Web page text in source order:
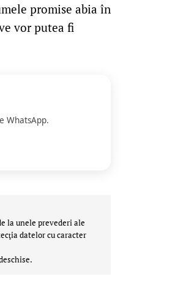
promise abia în
vor putea fi
WhatsApp.
la unele prevederi ale
datelor cu caracter